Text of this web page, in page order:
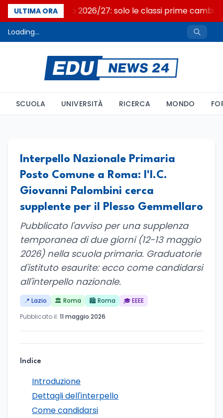
ULTIMA ORA
Nuovo curricolo 2026/27: solo le classi prime
Loading...
SCUOLA UNIVERSITÀ RICERCA MONDO
Interpello Nazionale Primaria
Posto Comune a Roma: l'I.C.
Giovanni Palombini cerca
supplente per il Plesso Gemmellaro
Pubblicato l'avviso per una supplenza
temporanea di due giorni (12-13 maggio
2026) nella scuola primaria. Graduatorie
d'istituto esaurite: ecco come candidarsi
all'interpello nazionale.
📍 Lazio 🏛️ Roma 🏙️ Roma
🎓 EEEE
Pubblicato il: 11 maggio 2026
Indice
Introduzione
Dettagli dell'interpello
Come candidarsi